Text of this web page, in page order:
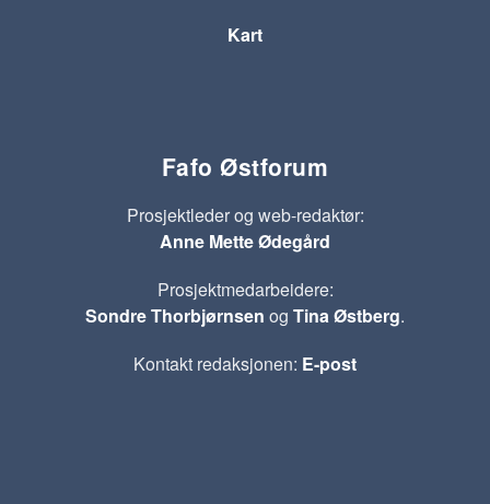
Kart
Fafo Østforum
Prosjektleder og web-redaktør:
Anne Mette Ødegård
Prosjektmedarbeidere:
Sondre Thorbjørnsen og Tina Østberg.
Kontakt redaksjonen: E-post